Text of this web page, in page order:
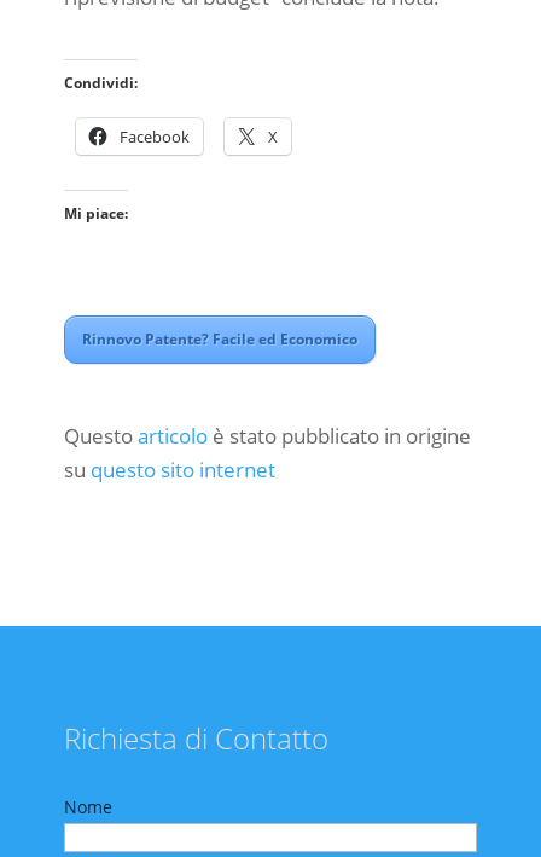
Condividi:
Facebook X
Mi piace:
Rinnovo Patente? Facile ed Economico
Questoarticoloè stato pubblicato in origine
su questo sito internet
Richiesta di Contatto
Nome